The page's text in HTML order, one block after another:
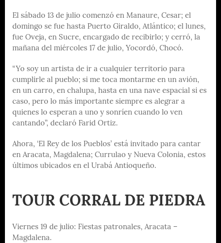
El sábado 13 de julio comenzó en Manaure, Cesar; el
domingo se fue hasta Puerto Giraldo, Atlántico; el lunes,
fue Oveja, en Sucre, encargado de recibirlo; y cerró, la
mañana del miércoles 17 de julio, Yocordó, Chocó.
“Yo soy un artista de ir a cualquier territorio para
cumplirle al pueblo; si me toca montarme en un avión,
en un carro, en chalupa, hasta en una nave espacial si es
caso, pero lo más importante siempre es alegrar a
quienes lo esperan a uno y sonríen cuando lo ven
cantando”, declaró Farid Ortiz.
Ahora, ‘El Rey de los Pueblos’ está invitado para cantar
en Aracata, Magdalena; Currulao y Nueva Colonia, estos
últimos ubicados en el Urabá Antioqueño.
TOUR CORRAL DE PIEDRA
Viernes 19 de julio: Fiestas patronales, Aracata –
Magdalena.